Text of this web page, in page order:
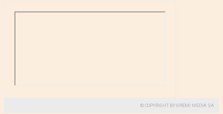
© COPYRIGHT BY GREMI MEDIA SA